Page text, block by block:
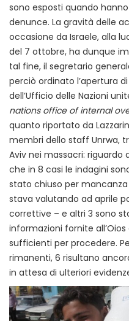
sono esposti quando
denunce. La gravità delle
occasione da Israele, alla
del 7 ottobre, ha dunque
tal fine, il segretario
perciò ordinato l’apertura
dell’Ufficio delle Nazioni
nations office of internal
quanto riportato da
membri dello staff Unrwa,
Aviv nei massacri:
che in 8 casi le indagini
stato chiuso per mancanza
stava valutando ad aprile
correttive – e altri 3 sono
informazioni fornite
sufficienti per procedere.
rimanenti, 6 risultano
in attesa di ulteriori